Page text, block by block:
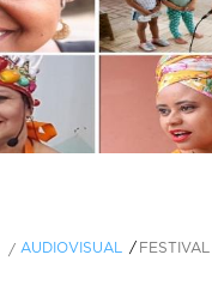
/ AUDIOVISUAL